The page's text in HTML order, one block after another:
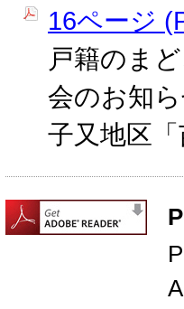
16ページ
戸籍のま
会のお知
子又地区